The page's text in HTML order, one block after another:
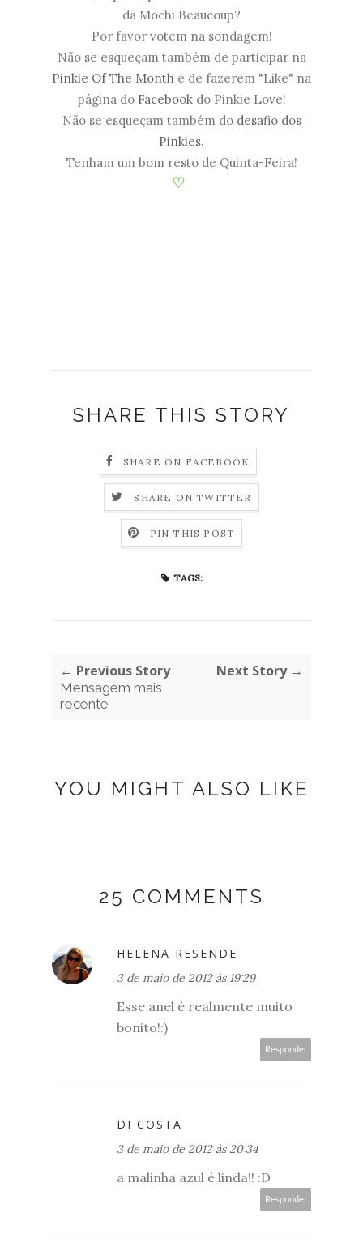
da Mochi Beaucoup?
Por favor votem na sondagem!
Não se esqueçam também de participar na
Pinkie Of The Month e de fazerem "Like" na
página do Facebookdo Pinkie Love!
Não se esqueçam também do desafio dos
Pinkies.
Tenham um bom resto de Quinta-Feira!
♡
SHARE THIS STORY
SHARE ON FACEBOOK
SHARE ON TWITTER
PIN THIS POST
TAGS:
← Previous Story
Mensagem mais
recente
Next Story →
YOU MIGHT ALSO LIKE
25 COMMENTS
HELENA RESENDE
3 de maio de 2012 às 19:29
Esse anel é realmente muito
bonito!:)
Responder
DI COSTA
3 de maio de 2012 às 20:34
a malinha azul é linda!! :D
Responder